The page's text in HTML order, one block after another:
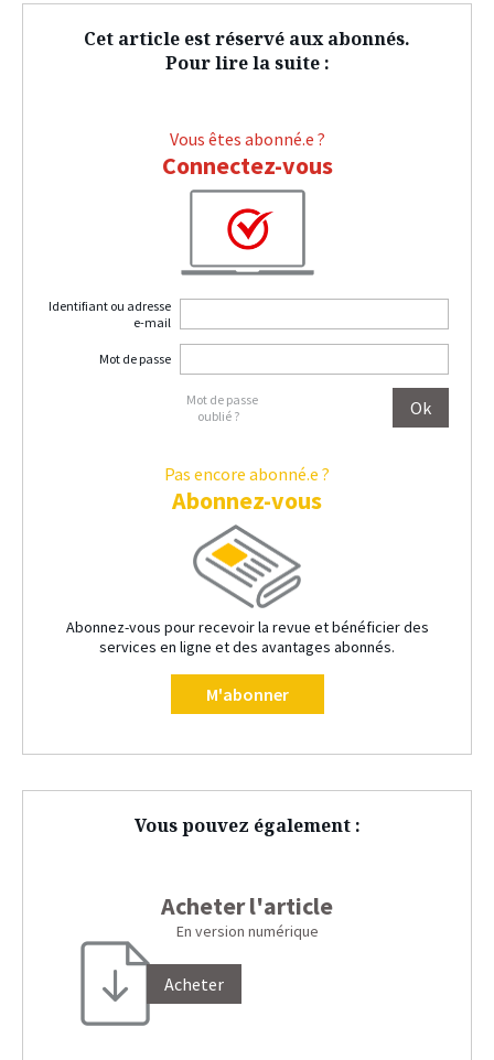
Cet article est réservé aux abonnés.
Pour lire la suite :
Vous êtes abonné.e ?
Connectez-vous
Identifiant ou adresse
e-mail
Mot de passe
Mot de passe
oublié ?
Pas encore abonné.e ?
Abonnez-vous
Abonnez-vous pour recevoir la revue et bénéficier des
services en ligne et des avantages abonnés.
M'abonner
Vous pouvez également :
Acheter l'article
En version numérique
Acheter